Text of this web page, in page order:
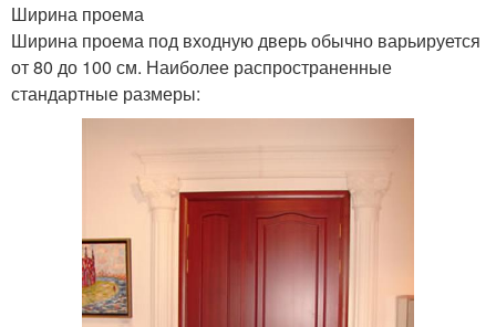
Ширина проема
Ширина проема под входную дверь обычно варьируется
от 80 до 100 см. Наиболее распространенные
стандартные размеры: